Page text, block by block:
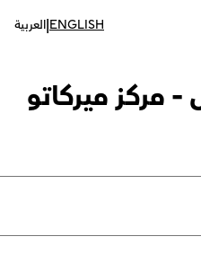
ENGLISH
|العربية
- مركز ميركاتو